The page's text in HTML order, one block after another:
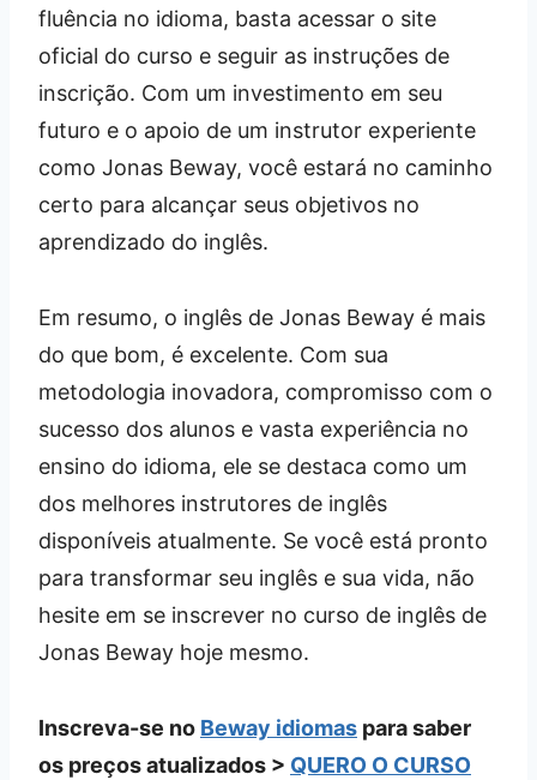
fluência no idioma, basta acessar o site
oficial do curso e seguir as instruções de
inscrição. Com um investimento em seu
futuro e o apoio de um instrutor experiente
como Jonas Beway, você estará no caminho
certo para alcançar seus objetivos no
aprendizado do inglês.
Em resumo, o inglês de Jonas Beway é mais
do que bom, é excelente. Com sua
metodologia inovadora, compromisso com o
sucesso dos alunos e vasta experiência no
ensino do idioma, ele se destaca como um
dos melhores instrutores de inglês
disponíveis atualmente. Se você está pronto
para transformar seu inglês e sua vida, não
hesite em se inscrever no curso de inglês de
Jonas Beway hoje mesmo.
Inscreva-se no Beway idiomas para saber
os preços atualizados > QUERO O CURSO